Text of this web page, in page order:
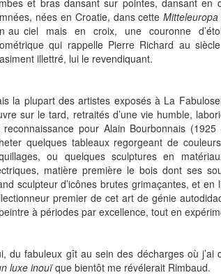
nées en Croatie, dans cette
au ciel mais en croix, une couronne
qui rappelle Pierre Richard au
illettré, lui le revendiquant.
la plupart des artistes exposés à La
sur le tard, retraités d’une vie humble,
reconnaissance pour Alain Bourbonnais
quelques tableaux regorgeant de
ou quelques sculptures en
matière première le bois dont ses
sculpteur d’icônes brutes grimaçantes, et
premier de cet art de génie
à périodes par excellence, tout en
du fabuleux gît au sein des décharges où
luxe inouïque bientôt me révélerait Rimbaud.